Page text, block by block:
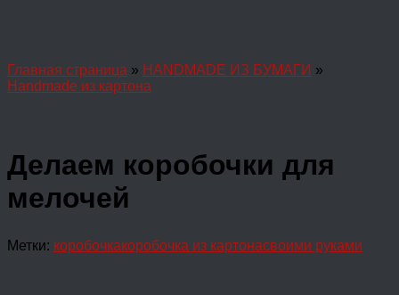
Главная страница » HANDMADE ИЗ БУМАГИ »
Handmade из картона
Делаем коробочки для
мелочей
Метки: коробочкакоробочка из картонасвоими руками